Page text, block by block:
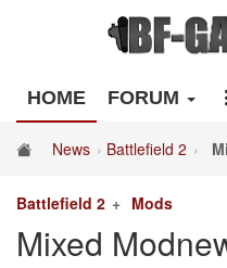
HOME FORUM
News Battlefield 2
Battlefield 2 Mods
Mixed